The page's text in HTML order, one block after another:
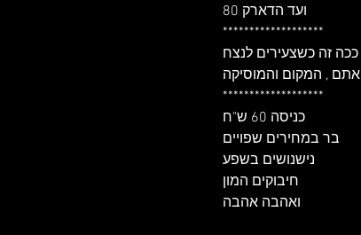
ועד הדארק 80
*******************
ככה זה כשצעירים לנצח
אתם , המקום והמוסיקה
*******************
כניסה 60 ש"ח
בר במחירים שפויים
נישנושים בשפע
חיבוקים המון
ואהבה אהבה